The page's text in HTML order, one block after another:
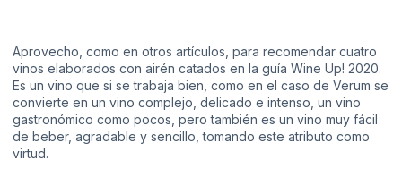
Aprovecho, como en otros artículos, para recomendar cuatro
vinos elaborados con airén catados en la guía Wine Up! 2020.
Es un vino que si se trabaja bien, como en el caso de Verum se
convierte en un vino complejo, delicado e intenso, un vino
gastronómico como pocos, pero también es un vino muy fácil
de beber, agradable y sencillo, tomando este atributo como
virtud.